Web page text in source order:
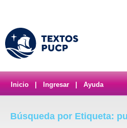
Inicio Ingresar Ayuda
Búsqueda por Etiqueta: